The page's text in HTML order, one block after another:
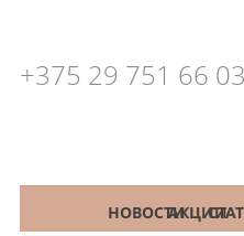
+375 29 751 66 03
КАТАЛОГНОВОСТИАКЦИИ